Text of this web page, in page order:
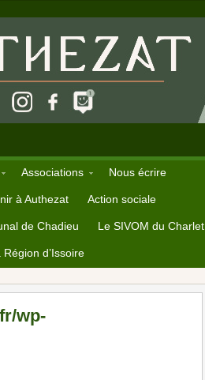
Associations Nous écrire
à Authezat Action sociale
de Chadieu Le SIVOM du Charlet
d’Issoire
wp-